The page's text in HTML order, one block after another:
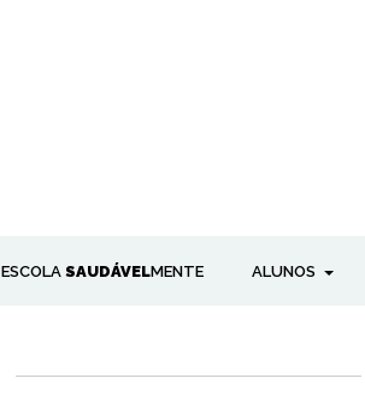
ESCOLASAUDÁVELMENTE ALUNOS